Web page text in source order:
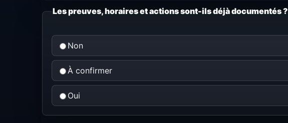
Les preuves, horaires et actions sont-ils déjà documentés ?
Non
À confirmer
Oui